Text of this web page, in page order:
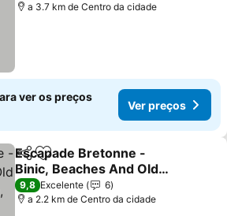
a 3.7 km de Centro da cidade
ver os preços
Ver preços
PartilharAdicionar aos favoritos
Escapade Bretonne -
Binic, Beaches And Old
Port. Large Garden, High-
speed Wifi.
Ver preços
9,8 Excelente
6
a 2.2 km de Centro da cidade